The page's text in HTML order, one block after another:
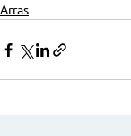
Arras